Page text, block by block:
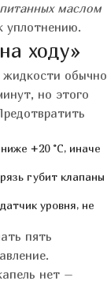
маслом
уплотнению.
ходу»
жидкости обычно
но этого
+20 °C, иначе
губит клапаны
уровня, не
пять
нет –